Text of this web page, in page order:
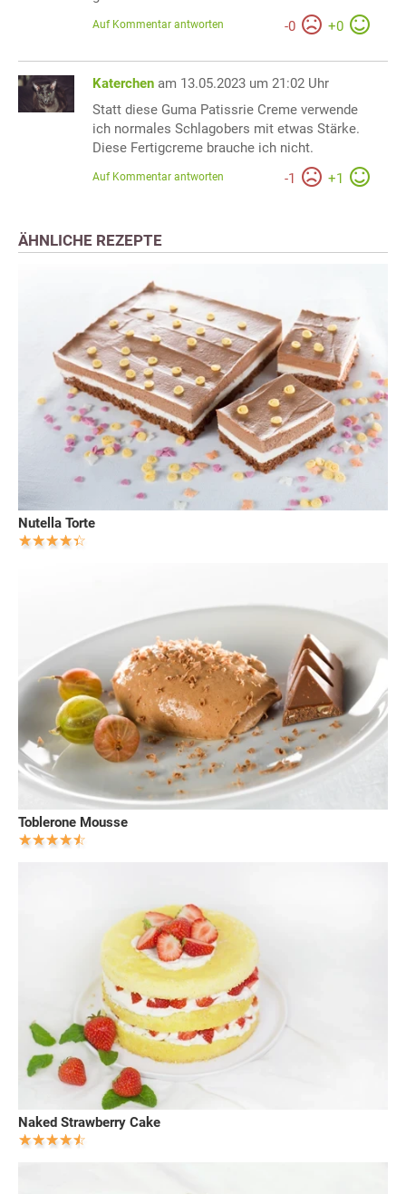
-0 +0
Auf Kommentar antworten
Katerchen am 13.05.2023 um 21:02 Uhr
Statt diese Guma Patissrie Creme verwende
ich normales Schlagobers mit etwas Stärke.
Diese Fertigcreme brauche ich nicht.
-1 +1
Auf Kommentar antworten
ÄHNLICHE REZEPTE
Nutella Torte
Toblerone Mousse
Naked Strawberry Cake